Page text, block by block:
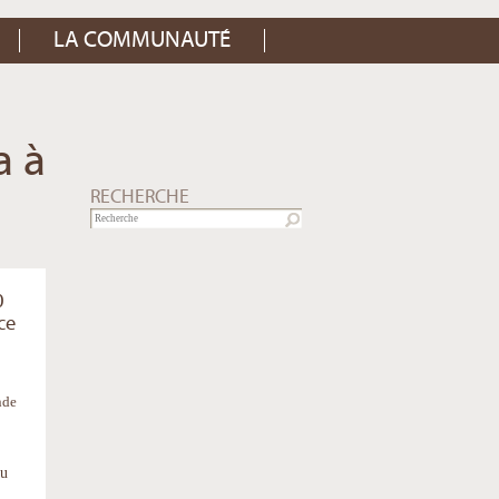
LA COMMUNAUTÉ
RECHERCHE
à